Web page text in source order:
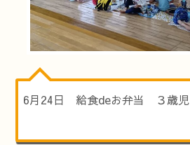
6月24日 給食deお弁当 ３歳児